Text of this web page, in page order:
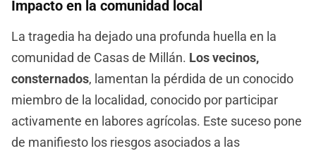
Impacto en la comunidad local
La tragedia ha dejado una profunda huella en la
comunidad de Casas de Millán. Los vecinos,
consternados, lamentan la pérdida de un conocido
miembro de la localidad, conocido por participar
activamente en labores agrícolas. Este suceso pone
de manifiesto los riesgos asociados a las